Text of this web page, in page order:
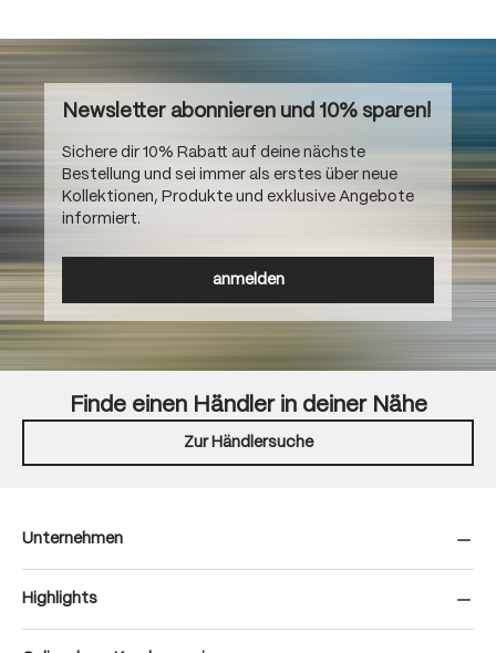
Newsletter abonnieren und 10% sparen!
Sichere dir 10% Rabatt auf deine nächste
Bestellung und sei immer als erstes über neue
Kollektionen, Produkte und exklusive Angebote
informiert.
anmelden
Finde einen Händler in deiner Nähe
Zur Händlersuche
Unternehmen
Highlights